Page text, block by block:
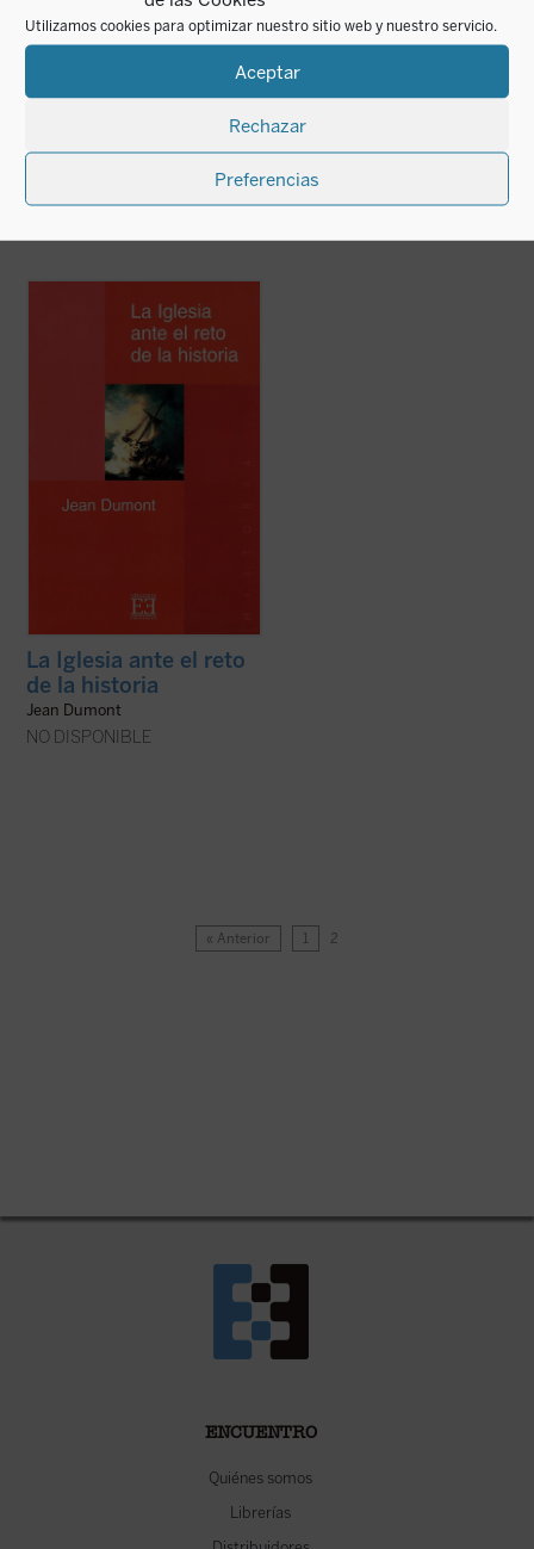
Utilizamos cookies para optimizar nuestro sitio web y nuestro servicio.
Aceptar
Rechazar
Preferencias
Los movimientos en la
Fidel González
(Impresión bajo demanda)
LA IGLESIA Y SU
HISTORIA -
COLECCION COM
NO DISPONIBLE
TEMPORALMENTE
impresión bajo demanda
pensamiento ha intentado hacer coincidir la
historia con sus propias tesis,
desfigurando los hechos e incluso
inventándolos cuando parecía necesario.
Desde hace más de veinte años, Jean
(ver ficha)
La Iglesia ante el reto
de la historia
Jean Dumont
NO DISPONIBLE
« Anterior 1 2
ENCUENTRO
Quiénes somos
Librerías